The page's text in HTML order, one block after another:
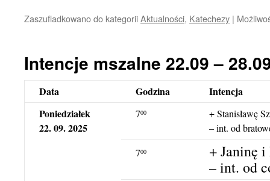
Zaszufladkowano do kategoriiAktualności, Katechezy |
Intencje mszalne 22.09 –
Data Godzina
Intencja
Poniedziałek
22. 09. 2025
700
+ Stanisławę
– int. od
700
+ Janinę
– int. od